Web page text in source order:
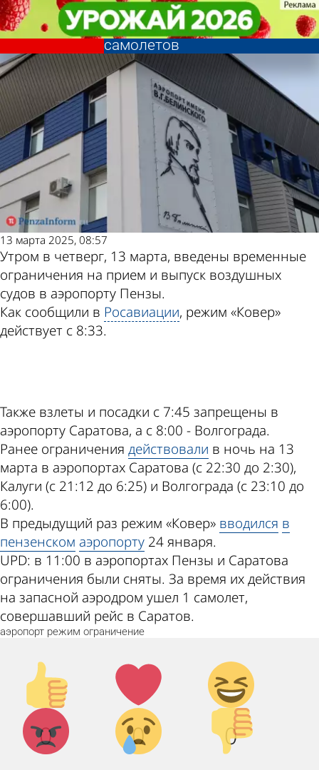
В пензенском аэропорту
ограничен прием и выпуск
самолетов
Происшествия
13 марта 2025, 08:57
Утром в четверг, 13 марта, введены временные
ограничения на прием и выпуск воздушных
судов в аэропорту Пензы.
Как сообщили в Росавиации, режим «Ковер»
действует с 8:33.
Также взлеты и посадки с 7:45 запрещены в
аэропорту Саратова, а с 8:00 - Волгограда.
Ранее ограничения действовали в ночь на 13
марта в аэропортах Саратова (с 22:30 до 2:30),
Калуги (с 21:12 до 6:25) и Волгограда (с 23:10 до
6:00).
В предыдущий раз режим «Ковер» вводился в
пензенском аэропорту 24 января.
UPD: в 11:00 в аэропортах Пензы и Саратова
ограничения были сняты. За время их действия
на запасной аэродром ушел 1 самолет,
совершавший рейс в Саратов.
аэропорт режим ограничение
Палец
вверх!
0
Лайк!
0
Дикий
смех!
0
Агрессия!
Грусть
:(
Палец
вниз!
В пензенском аэропорту
ограничен прием и выпуск
самолетов
Происшествия
Другие новости по
теме
Погода и курсы
валют в Пензе